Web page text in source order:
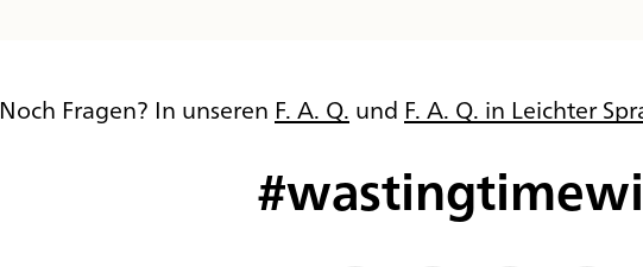
Noch Fragen? In unseren F. A. Q. und F. A. Q. in Leichter